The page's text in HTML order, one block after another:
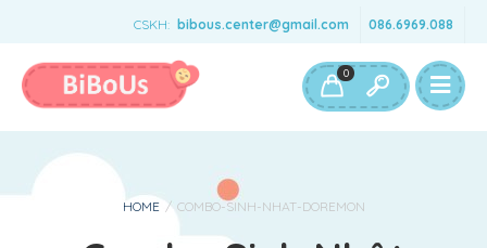
CSKH: bibous.center@gmail.com 086.6969.088
Bé Gái Bé Trai Đồ Chơi & Phụ Kiện 0
HOME / COMBO-SINH-NHAT-DOREMON